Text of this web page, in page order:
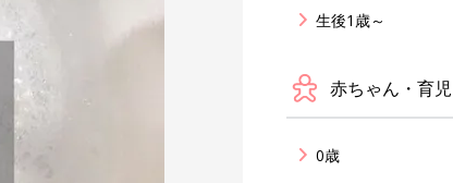
生後1歳～
赤ちゃん・育児
0歳